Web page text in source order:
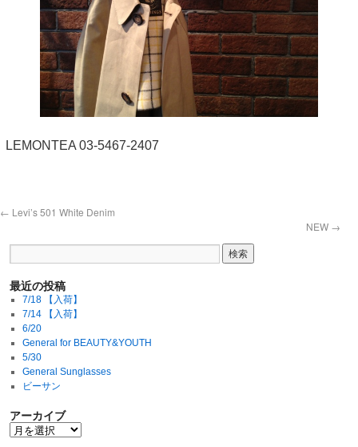
LEMONTEA 03-5467-2407
← Levi’s 501 White Denim
NEW →
最近の投稿
7/18 【入荷】
7/14 【入荷】
6/20
General for BEAUTY&YOUTH
5/30
General Sunglasses
ビーサン
アーカイブ